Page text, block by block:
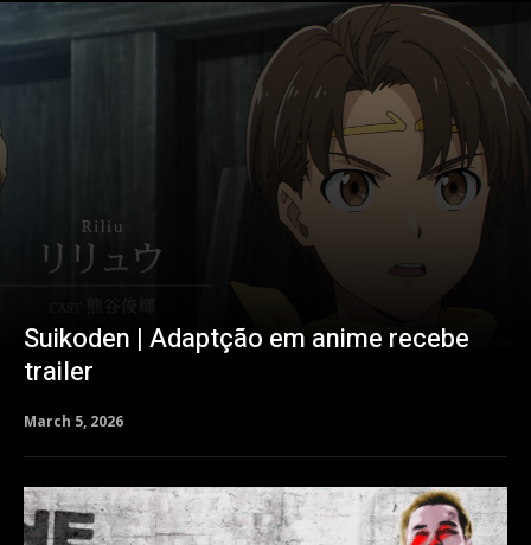
Suikoden | Adaptção em anime recebe
trailer
March 5, 2026